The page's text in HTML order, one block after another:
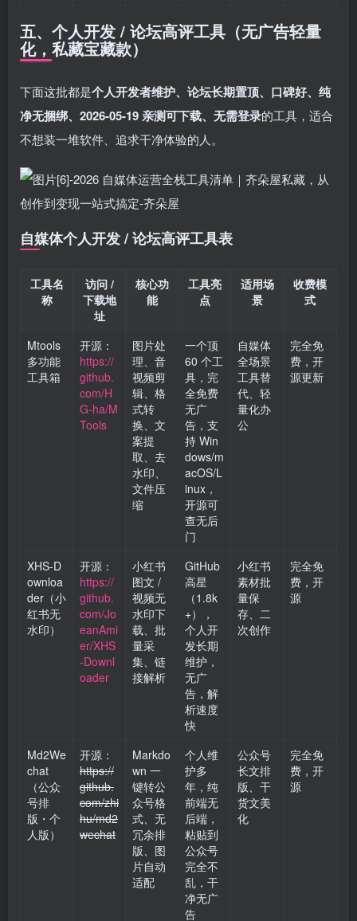
五、个人开发 / 论坛高评工具（无广告轻量
化，私藏宝藏款）
下面这批都是个人开发者维护、论坛长期置顶、口碑好、纯
净无捆绑、2026-05-19 亲测可下载、无需登录的工具，适合
不想装一堆软件、追求干净体验的人。
自媒体个人开发 / 论坛高评工具表
工具名
称
访问 /
下载地
址
核心功
能
工具亮
点
适用场
景
收费模
式
Mtools
多功能
工具箱
开源：
https://
github.
com/H
G-ha/M
Tools
图片处
理、音
视频剪
辑、格
式转
换、文
案提
取、去
水印、
文件压
缩
一个顶
60 个工
具，完
全免费
无广
告，支
持 Win
dows/m
acOS/L
inux，
开源可
查无后
门
自媒体
全场景
工具替
代、轻
量化办
公
完全免
费，开
源更新
XHS‑D
ownloa
der（小
红书无
水印）
开源：
https://
github.
com/Jo
eanAmi
er/XHS
-Downl
oader
小红书
图文 /
视频无
水印下
载、批
量采
集、链
接解析
GitHub
高星
（1.8k
+），
个人开
发长期
维护，
无广
告，解
析速度
快
小红书
素材批
量保
存、二
次创作
完全免
费，开
源
Md2We
chat
（公众
号排
版・个
人版）
开源：
https://
github.
com/zhi
hu/md2
wechat
Markdo
wn 一
键转公
众号格
式、无
冗余排
版、图
片自动
适配
个人维
护多
年，纯
前端无
后端，
粘贴到
公众号
完全不
乱，干
净无广
告
公众号
长文排
版、干
货文美
化
完全免
费，开
源